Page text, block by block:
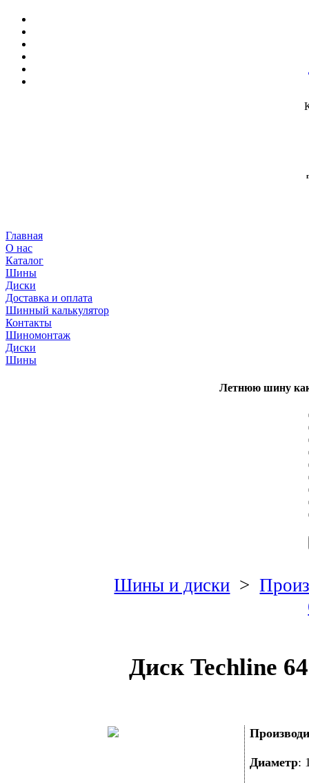
Главная
О нас
Каталог
Шины
Диски
Доставка и оплата
Шинный калькулятор
Контакты
Шиномонтаж
Диски
Шины
Летнюю шину
Шины и диски >
Диск Techline
Диаметр: